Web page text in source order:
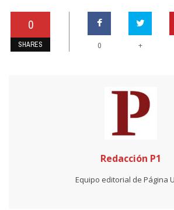
0
SHARES 0 +
Redacción P1
Equipo editorial de Página